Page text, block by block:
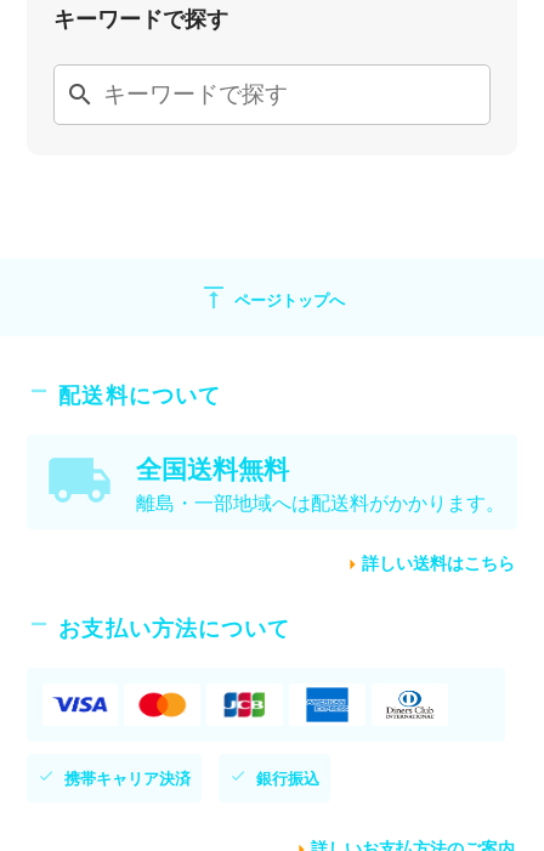
キーワードで探す
search
vertical_align_top ページトップへ
配送料について
全国送料無料
離島・一部地域へは配送料がかかります。
詳しい送料はこちら
お支払い方法について
携帯キャリア決済 銀行振込